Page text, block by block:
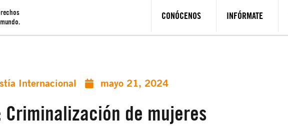
CONÓCENOS INFÓRMATE
Internacional mayo 21, 2024
Criminalización de mujeres